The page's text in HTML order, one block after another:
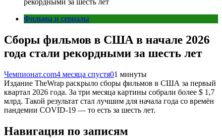
рекордными за шесть лет
Фильмы и сериалы
Сборы фильмов в США в начале 2026
года стали рекордными за шесть лет
Чемпионат.com4 месяца спустя01 минуты
Издание TheWrap раскрыло сборы фильмов в США за первый
квартал 2026 года. За три месяца картины собрали более $ 1,7
млрд. Такой результат стал лучшим для начала года со времён
пандемии COVID-19 — то есть за шесть лет.
Навигация по записям